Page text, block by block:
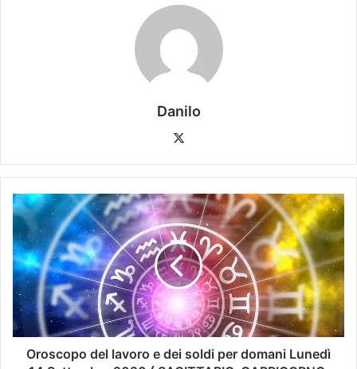
Danilo
Oroscopo del lavoro e dei soldi per domani Lunedì